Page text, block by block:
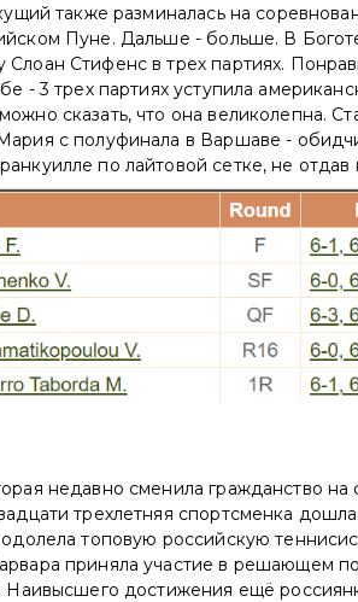
также разминалась на
Пуне. Дальше - больше. В
Стифенс в трех партиях.
- 3 трех партиях уступила
сказать, что она великолепна.
с полуфинала в Варшаве -
по лайтовой сетке, не отдав
недавно сменила гражданство на
трехлетняя спортсменка
топовую российскую
приняла участие в решающем
Наивысшего достижения ещё